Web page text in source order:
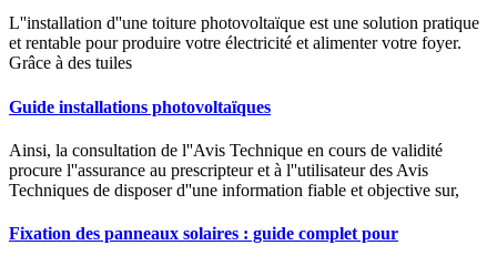
L''installation d''une toiture photovoltaïque est une solution pratique
et rentable pour produire votre électricité et alimenter votre foyer.
Grâce à des tuiles
Guide installations photovoltaïques
Ainsi, la consultation de l''Avis Technique en cours de validité
procure l''assurance au prescripteur et à l''utilisateur des Avis
Techniques de disposer d''une information fiable et objective sur,
Fixation des panneaux solaires : guide complet pour